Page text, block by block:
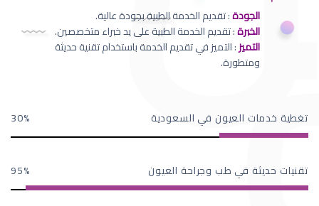
الجودة: تقديم الخدمة الطبية بجودة عالية.
الخبرة: تقديم الخدمة الطبية على يد خبراء متخصصين.
التميز: التميز في تقديم الخدمة باستخدام تقنية حديثة
ومتطورة.
تغطية خدمات العيون في السعودية 30
تقنيات حديثة في طب وجراحة العيون 95